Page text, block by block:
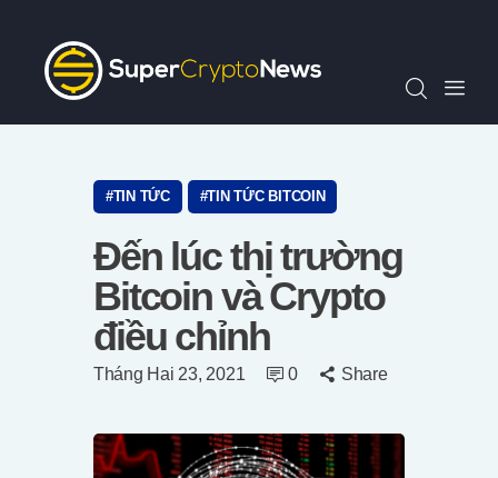
Chỉ Số SCN30
Tin Tức
Quan Điểm
Video
Tiếng Việt
TIN TỨC TIN TỨC BITCOIN
Đến lúc thị trường
Bitcoin và Crypto
điều chỉnh
Tháng Hai 23, 2021 0 Share